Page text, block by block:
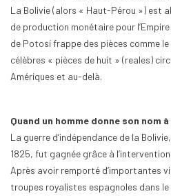
La Bolivie (alors « Haut-Pérou ») est
de production monétaire pour
de Potosí frappe des pièces comme
célèbres « pièces de huit » (reales)
Amériques et au-delà.
Quand un homme donne son nom à
La guerre d’indépendance de la
1825, fut gagnée grâce à
Après avoir remporté d’importantes
troupes royalistes espagnoles dans le